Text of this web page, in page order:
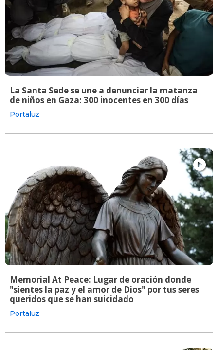
La Santa Sede se une a denunciar la matanza
de niños en Gaza: 300 inocentes en 300 días
Portaluz
Memorial At Peace: Lugar de oración donde
"sientes la paz y el amor de Dios" por tus seres
queridos que se han suicidado
Portaluz